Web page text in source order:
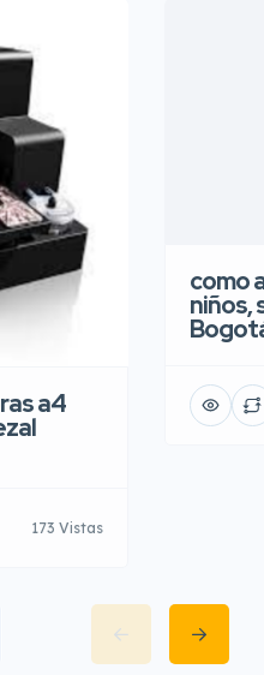
a4
173 Vistas
como
niños,